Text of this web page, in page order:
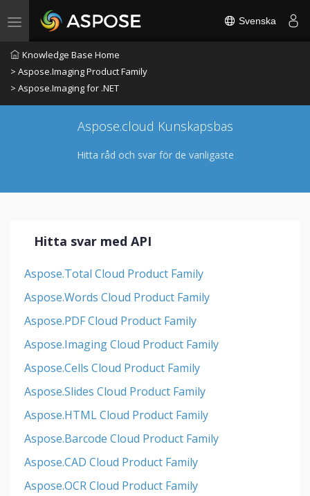
Toggle navigation Svenska
Knowledge Base Home
> Aspose.Imaging Product Family
> Aspose.Imaging for .NET
Aspose.cloud Kunskapsbas
Hitta råd och svar för de vanligaste
Hitta svar med API
Aspose.Total Cloud Product Family
Aspose.Words Cloud Product Family
Aspose.PDF Cloud Product Family
Aspose.Imaging Cloud Product Family
Aspose.Cells Cloud Product Family
Aspose.Slides Cloud Product Family
Aspose.HTML Cloud Product Family
Aspose.Barcode Cloud Product Family
Aspose.CAD Cloud Product Family
Aspose.OCR Cloud Product Family